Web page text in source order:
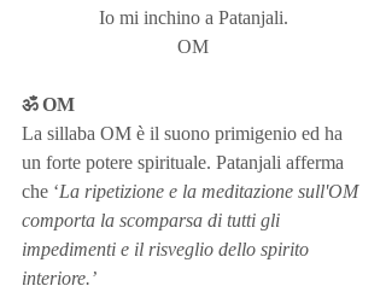
Io mi inchino a Patanjali.
OM
ॐ OM
La sillaba OM è il suono primigenio ed ha
un forte potere spirituale. Patanjali afferma
che ‘La ripetizione e la meditazione sull'OM
comporta la scomparsa di tutti gli
impedimenti e il risveglio dello spirito
interiore.’